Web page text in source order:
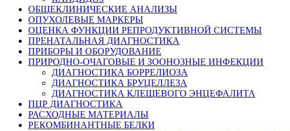
ОБЩЕКЛИНИЧЕСКИЕ АНАЛИЗЫ
ОПУХОЛЕВЫЕ МАРКЕРЫ
ОЦЕНКА ФУНКЦИИ РЕПРОДУКТИВНОЙ СИСТЕМЫ
ПРЕНАТАЛЬНАЯ ДИАГНОСТИКА
ПРИБОРЫ И ОБОРУДОВАНИЕ
ПРИРОДНО-ОЧАГОВЫЕ И ЗООНОЗНЫЕ ИНФЕКЦИИ
ДИАГНОСТИКА БОРРЕЛИОЗА
ДИАГНОСТИКА БРУЦЕЛЛЕЗА
ДИАГНОСТИКА КЛЕЩЕВОГО ЭНЦЕФАЛИТА
ПЦР ДИАГНОСТИКА
РАСХОДНЫЕ МАТЕРИАЛЫ
РЕКОМБИНАНТНЫЕ БЕЛКИ